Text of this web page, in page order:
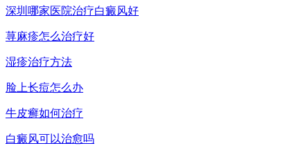
深圳哪家医院治疗白癜风好
荨麻疹怎么治疗好
湿疹治疗方法
脸上长痘怎么办
牛皮癣如何治疗
白癜风可以治愈吗